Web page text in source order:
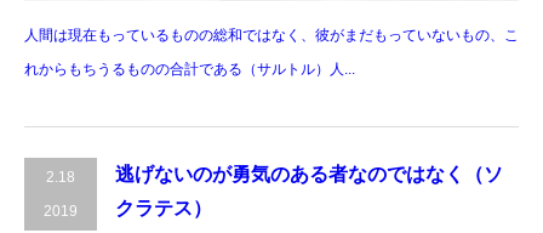
人間は現在もっているものの総和ではなく、彼がまだもっていないもの、こ
れからもちうるものの合計である（サルトル）人...
2.18
2019
逃げないのが勇気のある者なのではなく（ソ
クラテス）